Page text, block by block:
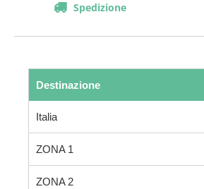
Spedizione
Destinazione
Italia
ZONA 1
ZONA 2